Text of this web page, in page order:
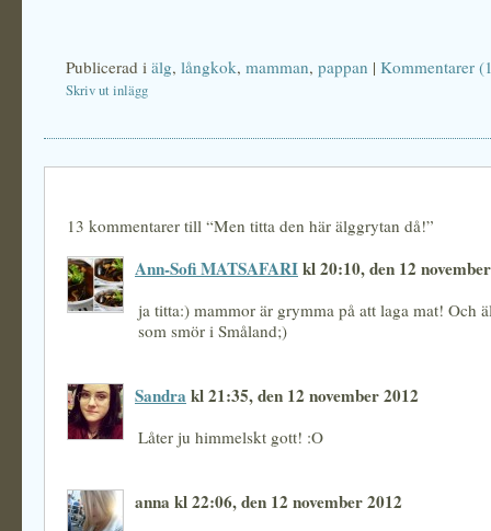
Publicerad i älg, långkok, mamman, pappan | Kommentarer
Skriv ut inlägg
13 kommentarer till “Men titta den här älggrytan då!”
Ann-Sofi MATSAFARIkl 20:10, den 12
ja titta:) mammor är grymma på att laga mat! Och
som smör i Småland;)
Sandra kl 21:35, den 12 november 2012
Låter ju himmelskt gott! :O
anna kl 22:06, den 12 november 2012